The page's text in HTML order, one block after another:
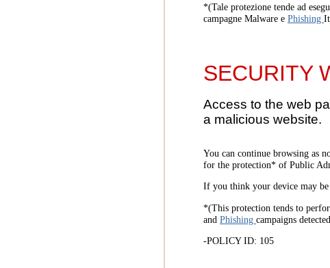
*(Tale protezione tende ad
campagne Malware e Phishing
SECURITY
Access to the web
a malicious website.
You can continue browsing as
for the protection* of Public
If you think your device may
*(This protection tends to
and Phishing campaigns
-POLICY ID: 105